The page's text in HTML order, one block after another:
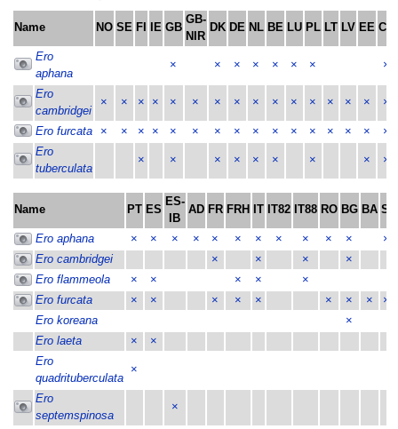
Name NO SE FI IE GB
GB-
NIR
DK DE NL BE LU PL LT LV EE CH
Ero
aphana
× × × × × × × ×
Ero
cambridgei
× × × × × × × × × × × × × × × ×
Ero furcata × × × × × × × × × × × × × × ×
×
Ero
tuberculata
× × × × × × × × ×
Name PT ES
ES-
IB
AD FR FRH IT IT82 IT88 RO BG BA SI
Ero aphana × × × × × × × × × × ×
×
Ero cambridgei
× × ×
×
Ero flammeola
× × × ×
×
Ero furcata
× × × × × × × ×
×
Ero koreana
×
Ero laeta
×
×
Ero
quadrituberculata
×
Ero
septemspinosa
×